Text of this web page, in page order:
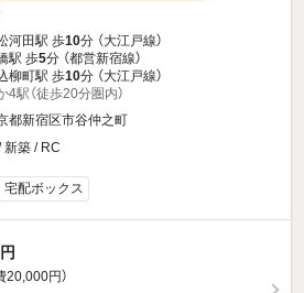
河田駅 歩10分 （大江戸線）
駅 歩5分 （都営新宿線）
柳町駅 歩10分 （大江戸線）
4駅（徒歩20分圏内）
都新宿区市谷仲之町
新築 / RC
宅配ボックス
20,000円）